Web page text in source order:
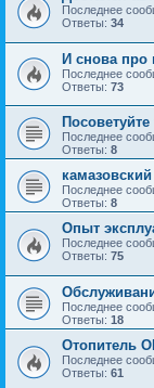
Последнее
Ответы: 34
И снова про
Последнее
Ответы: 73
Последнее
Ответы: 8
Последнее
Ответы: 8
Опыт
Последнее
Ответы: 75
Последнее
Ответы: 18
Отопитель
Последнее
Ответы: 61